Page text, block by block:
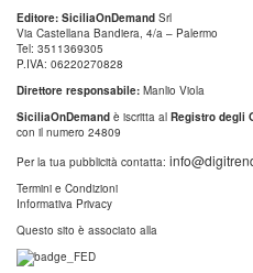
Editore: SiciliaOnDemand Srl
Via Castellana Bandiera, 4/a – Palermo
Tel: 3511369305
P.IVA: 06220270828
Direttore responsabile: Manlio Viola
SiciliaOnDemand è iscritta al Registro degli
con il numero 24809
Per la tua pubblicità contatta:
Termini e Condizioni
Informativa Privacy
Questo sito è associato alla